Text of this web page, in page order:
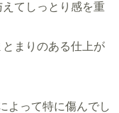
てしっとり感を重
まりのある仕上が
よって特に傷んでし